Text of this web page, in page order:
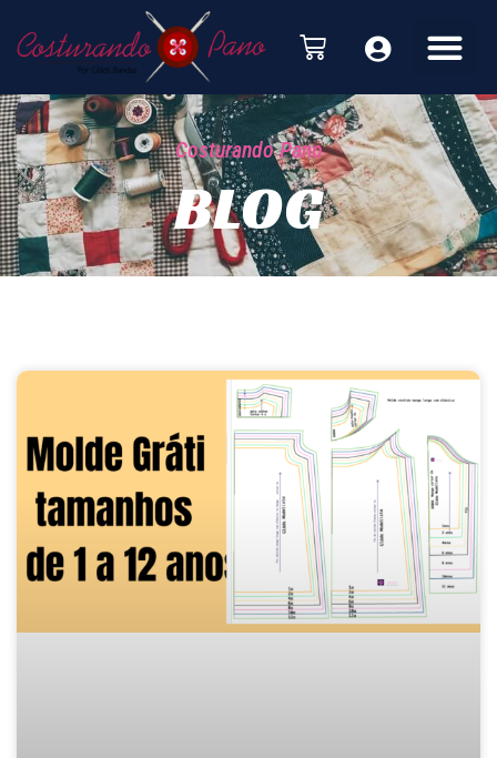
Costurando Pano
BLOG